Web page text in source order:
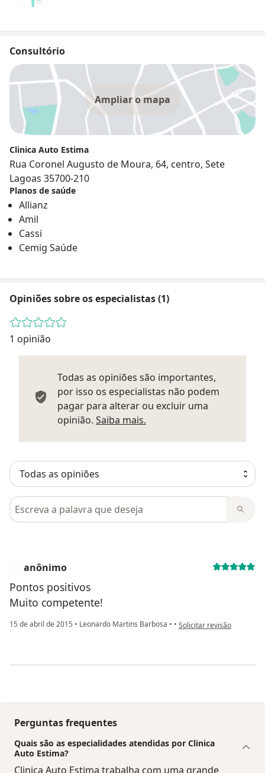
Consultório
Ampliar o mapa
Clinica Auto Estima
Rua Coronel Augusto de Moura, 64, centro, Sete
Lagoas 35700-210
Planos de saúde
Allianz
Amil
Cassi
Cemig Saúde
Opiniões sobre os especialistas (1)
1 opinião
Todas as opiniões são importantes,
por isso os especialistas não podem
pagar para alterar ou excluir uma
opinião. Saiba mais.
Pesquisar em opiniões
anônimo
Pontos positivos
Muito competente!
15 de abril de 2015 • Leonardo Martins Barbosa • • na opinião do utilizador
Solicitar revisão
Perguntas frequentes
Quais são as especialidades atendidas por Clinica
Auto Estima?
Clinica Auto Estima trabalha com uma grande